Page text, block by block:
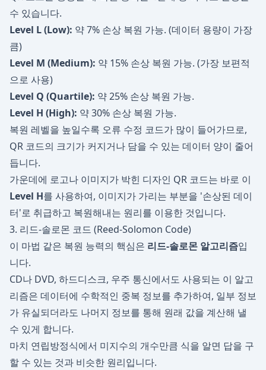
수 있습니다.
Level L (Low): 약 7% 손상 복원 가능. (데이터 용량이 가장
큼)
Level M (Medium): 약 15% 손상 복원 가능. (가장 보편적
으로 사용)
Level Q (Quartile): 약 25% 손상 복원 가능.
Level H (High): 약 30% 손상 복원 가능.
복원 레벨을 높일수록 오류 수정 코드가 많이 들어가므로,
QR 코드의 크기가 커지거나 담을 수 있는 데이터 양이 줄어
듭니다.
가운데에 로고나 이미지가 박힌 디자인 QR 코드는 바로 이
Level H를 사용하여, 이미지가 가리는 부분을 '손상된 데이
터'로 취급하고 복원해내는 원리를 이용한 것입니다.
3. 리드-솔로몬 코드 (Reed-Solomon Code)
이 마법 같은 복원 능력의 핵심은 리드-솔로몬 알고리즘입
니다.
CD나 DVD, 하드디스크, 우주 통신에서도 사용되는 이 알고
리즘은 데이터에 수학적인 중복 정보를 추가하여, 일부 정보
가 유실되더라도 나머지 정보를 통해 원래 값을 계산해 낼
수 있게 합니다.
마치 연립방정식에서 미지수의 개수만큼 식을 알면 답을 구
할 수 있는 것과 비슷한 원리입니다.